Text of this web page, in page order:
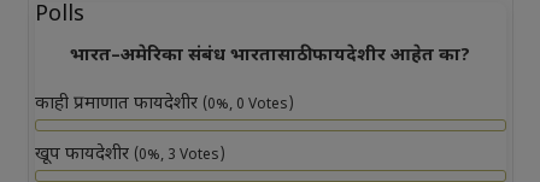
Polls
भारत–अमेरिका संबंध भारतासाठी फायदेशीर आहेत का?
काही प्रमाणात फायदेशीर (0%, 0 Votes)
खूप फायदेशीर (0%, 3 Votes)